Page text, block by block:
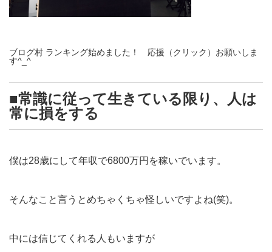
ブログ村 ランキング始めました！ 応援（クリック）お願いしま
す^_^
■常識に従って生きている限り、人は
常に損をする
僕は28歳にして年収で6800万円を稼いでいます。
そんなこと言うとめちゃくちゃ怪しいですよね(笑)。
中には信じてくれる人もいますが